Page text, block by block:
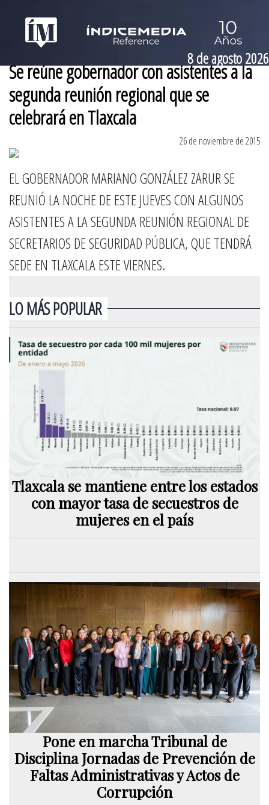
8 de agosto 2026
Se reúne gobernador con asistentes a la
segunda reunión regional que se
celebrará en Tlaxcala
26 de noviembre de 2015
EL GOBERNADOR MARIANO GONZÁLEZ ZARUR SE
REUNIÓ LA NOCHE DE ESTE JUEVES CON ALGUNOS
ASISTENTES A LA SEGUNDA REUNIÓN REGIONAL DE
SECRETARIOS DE SEGURIDAD PÚBLICA, QUE TENDRÁ
SEDE EN TLAXCALA ESTE VIERNES.
LO MÁS POPULAR
Tlaxcala se mantiene entre los estados
con mayor tasa de secuestros de
mujeres en el país
Pone en marcha Tribunal de
Disciplina Jornadas de Prevención de
Faltas Administrativas y Actos de
Corrupción